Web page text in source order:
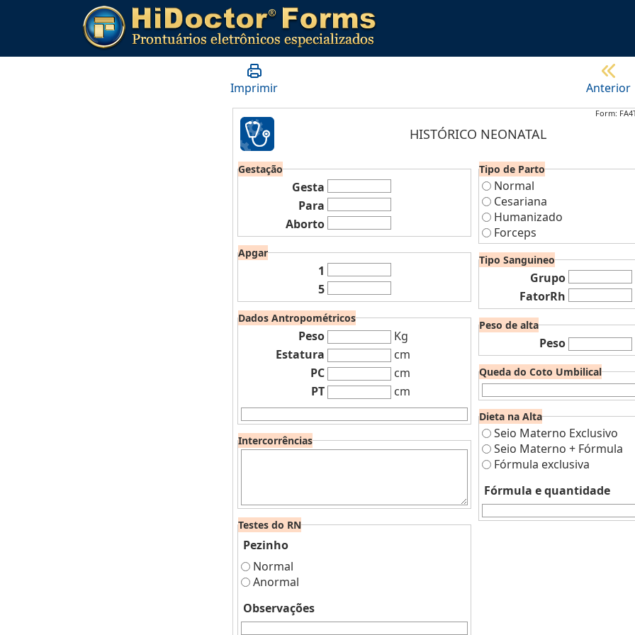
Imprimir Anterior
Form:
HISTÓRICO NEONATAL
Gestação
Gesta
Para
Aborto
Apgar
1
5
Dados Antropométricos
Peso
Kg
Estatura
cm
PC
cm
PT
cm
Intercorrências
Testes do RN
Pezinho
Normal
Anormal
Observações
Tipo de Parto
Normal
Cesariana
Humanizado
Forceps
Tipo Sanguineo
Grupo
FatorRh
Peso de alta
Peso
Queda do Coto Umbilical
Dieta na Alta
Seio Materno Exclusivo
Seio Materno + Fórmula
Fórmula exclusiva
Fórmula e quantidade